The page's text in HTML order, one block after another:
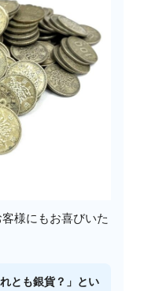
様にもお喜びいた
とも銀貨？」とい